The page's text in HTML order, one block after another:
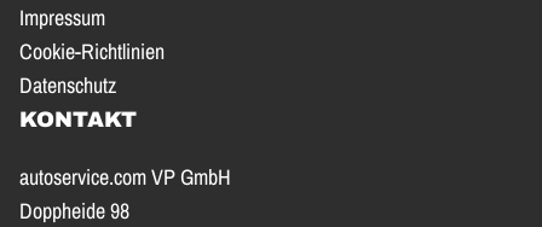
Impressum
Cookie-Richtlinien
Datenschutz
KONTAKT
autoservice.com VP GmbH
Doppheide 98